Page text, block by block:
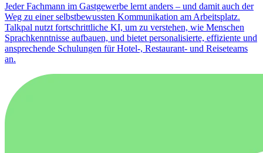
Jeder Fachmann im Gastgewerbe lernt anders – und damit auch der
Weg zu einer selbstbewussten Kommunikation am Arbeitsplatz.
Talkpal nutzt fortschrittliche KI, um zu verstehen, wie Menschen
Sprachkenntnisse aufbauen, und bietet personalisierte, effiziente und
ansprechende Schulungen für Hotel-, Restaurant- und Reiseteams
an.